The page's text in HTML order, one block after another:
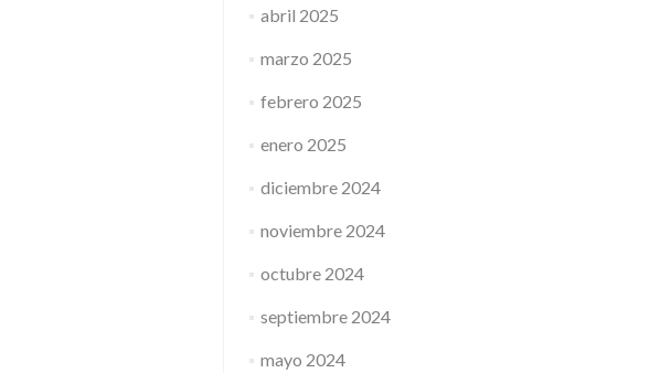
abril 2025
marzo 2025
febrero 2025
enero 2025
diciembre 2024
noviembre 2024
octubre 2024
septiembre 2024
mayo 2024